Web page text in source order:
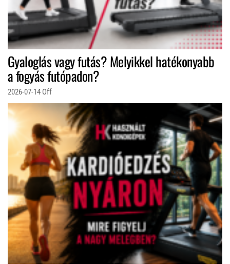
Gyaloglás vagy futás? Melyikkel hatékonyabb
a fogyás futópadon?
2026-07-14 Off